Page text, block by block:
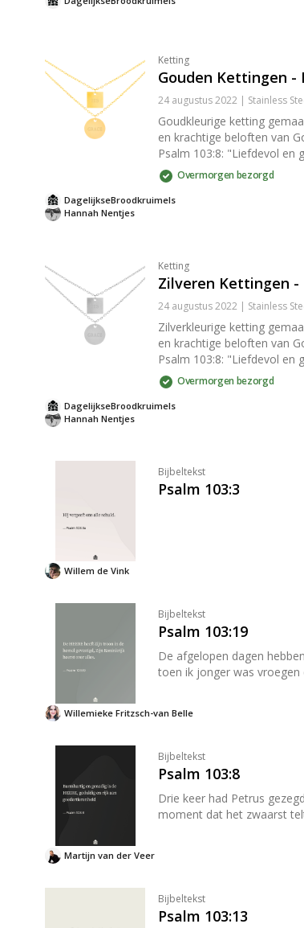
Ketting
Gouden Kettingen -
24 augustus 2022 | Stainless
Goudkleurige ketting gemaakt van stainless steel wat
en krachtige beloften van God die Hij geeft middels zijn Woord. De
Psalm 103:8: "Liefdevol en
overal mee te dragen. Waar je ook gaat. Tip: Doe je de ketting cadeau? Geef hem dan wat extra luxe
(/producten/
Overmorgen bezorgd
Hannah Nentjes
DagelijkseBroodkruimels
Ketting
Zilveren Kettingen -
24 augustus 2022 | Stainless
Zilverkleurige ketting gemaakt van stainless steel wat
en krachtige beloften van God die Hij geeft middels zijn Woord. De
Psalm 103:8: "Liefdevol en
overal mee te dragen. Waar je ook gaat. Tip: Doe je de ketting cadeau? Geef hem dan wat extra luxe
(/producten/
Overmorgen bezorgd
Hannah Nentjes
DagelijkseBroodkruimels
Bijbeltekst
Psalm 103:3
Willem de Vink
Bijbeltekst
Psalm 103:19
De afgelopen dagen hebben we nagedacht over
toen ik jonger was vroegen
Willemieke Fritzsch-van Belle
Bijbeltekst
Psalm 103:8
Drie keer had Petrus
Martijn van der Veer
Bijbeltekst
Psalm 103:13